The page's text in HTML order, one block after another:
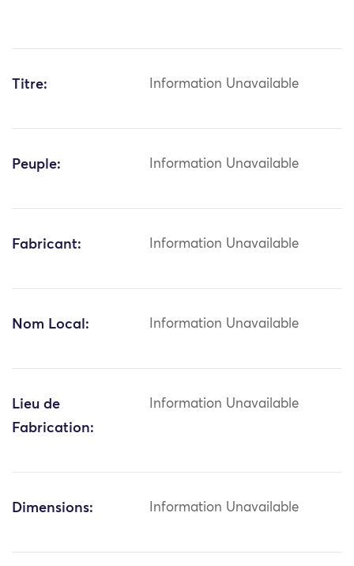
Titre: Information Unavailable
Peuple: Information Unavailable
Fabricant: Information Unavailable
Nom Local: Information Unavailable
Lieu de
Fabrication:
Information Unavailable
Dimensions: Information Unavailable